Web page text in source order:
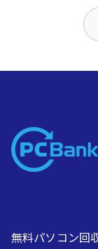
無料パソコン回